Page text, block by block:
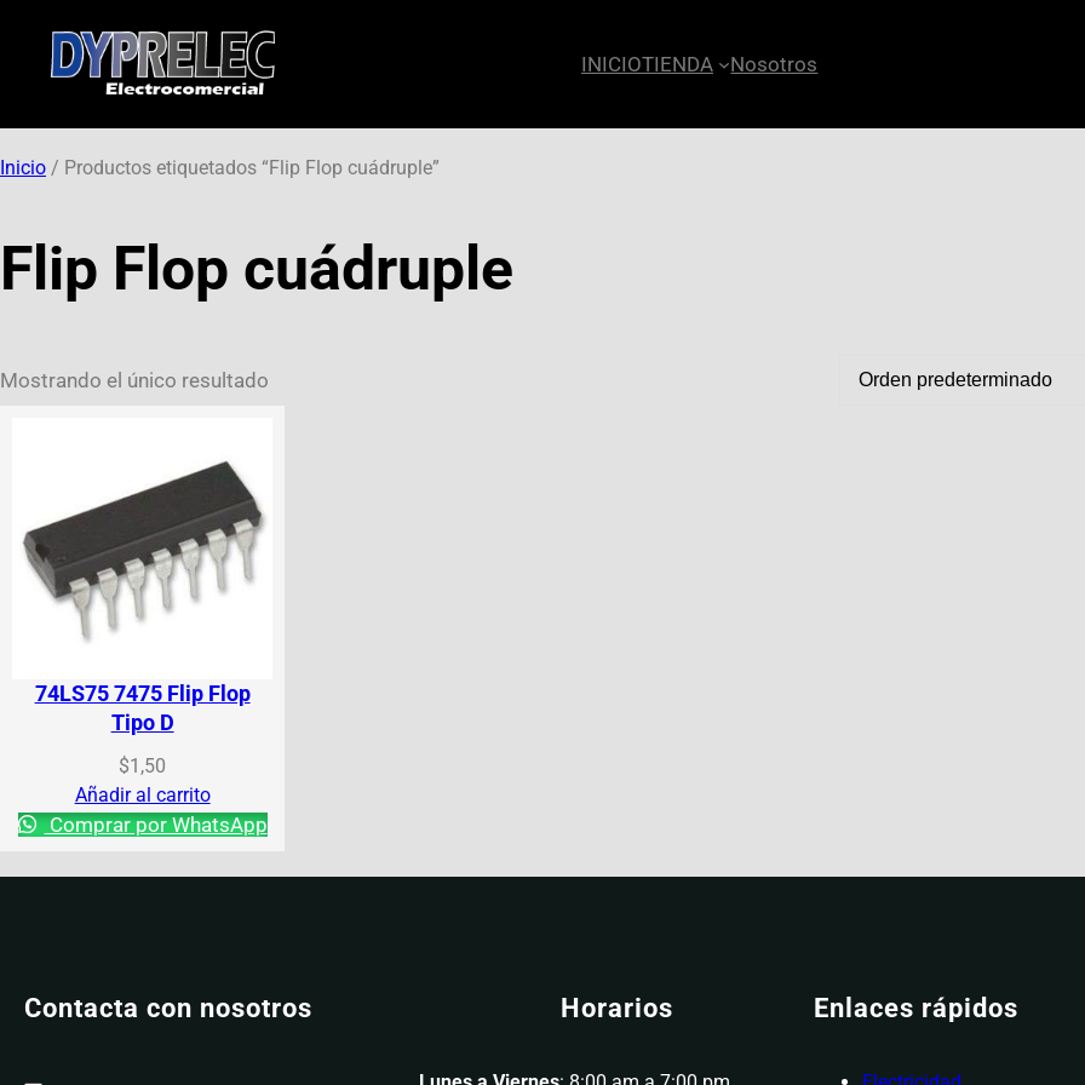
INICIOTIENDA Nosotros
Inicio / Productos etiquetados “Flip Flop cuádruple”
Flip Flop cuádruple
Mostrando el único resultado
74LS75 7475 Flip Flop
Tipo D
$1,50
Añadir al carrito
Comprar por WhatsApp
Contacta con nosotros Horarios Enlaces rápidos